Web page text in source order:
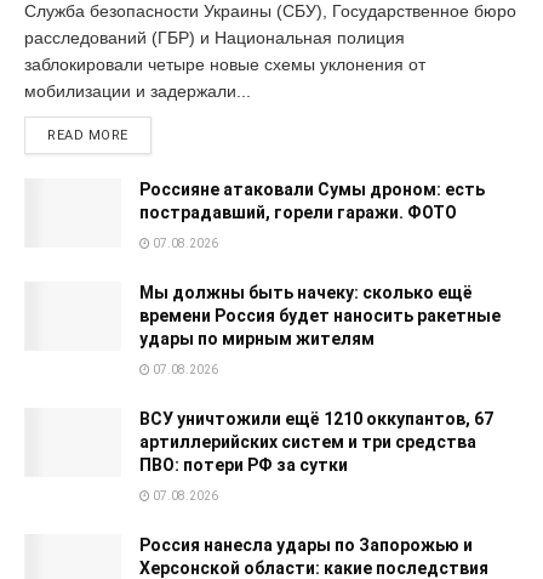
Служба безопасности Украины (СБУ), Государственное бюро
расследований (ГБР) и Национальная полиция
заблокировали четыре новые схемы уклонения от
мобилизации и задержали...
READ MORE
Россияне атаковали Сумы дроном: есть
пострадавший, горели гаражи. ФОТО
07.08.2026
Мы должны быть начеку: сколько ещё
времени Россия будет наносить ракетные
удары по мирным жителям
07.08.2026
ВСУ уничтожили ещё 1210 оккупантов, 67
артиллерийских систем и три средства
ПВО: потери РФ за сутки
07.08.2026
Россия нанесла удары по Запорожью и
Херсонской области: какие последствия